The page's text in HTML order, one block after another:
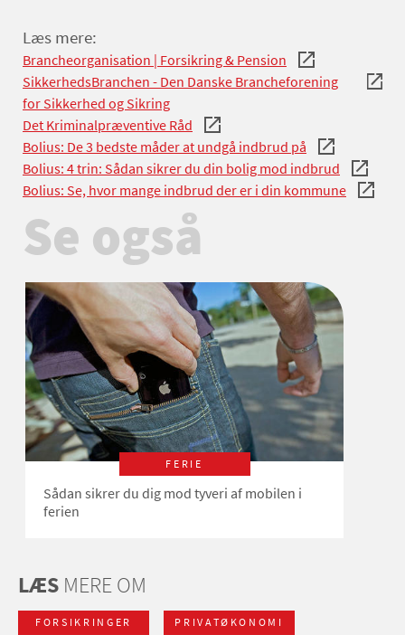
Læs mere:
Brancheorganisation | Forsikring & Pension
SikkerhedsBranchen - Den Danske Brancheforening
for Sikkerhed og Sikring
Det Kriminalpræventive Råd
Bolius: De 3 bedste måder at undgå indbrud på
Bolius: 4 trin: Sådan sikrer du din bolig mod indbrud
Bolius: Se, hvor mange indbrud der er i din kommune
Se også
FERIE
Sådan sikrer du dig mod tyveri af mobilen i
ferien
LÆS MERE OM
FORSIKRINGER PRIVATØKONOMI